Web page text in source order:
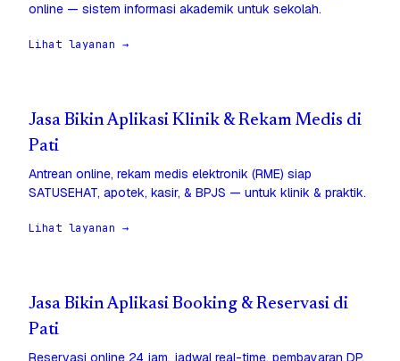
online — sistem informasi akademik untuk sekolah.
Lihat layanan →
Jasa Bikin Aplikasi Klinik & Rekam Medis di
Pati
Antrean online, rekam medis elektronik (RME) siap
SATUSEHAT, apotek, kasir, & BPJS — untuk klinik & praktik.
Lihat layanan →
Jasa Bikin Aplikasi Booking & Reservasi di
Pati
Reservasi online 24 jam, jadwal real-time, pembayaran DP,